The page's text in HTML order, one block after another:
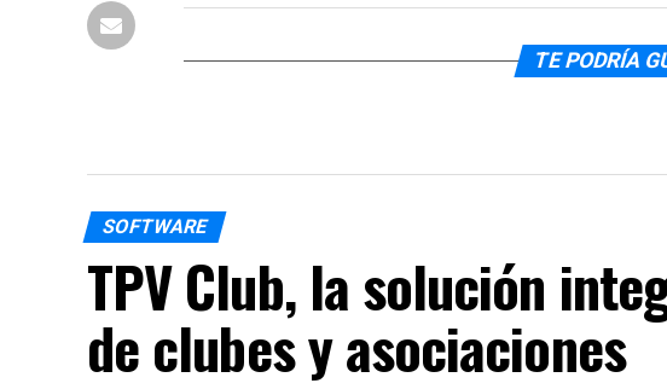
TE PODRÍA
SOFTWARE
TPV Club, la solución
de clubes y asociaciones